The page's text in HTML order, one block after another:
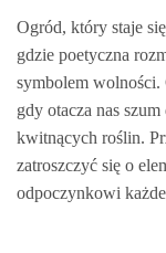
Ogród, który staje
gdzie poetyczna
symbolem wolności.
gdy otacza nas
kwitnących roślin.
zatroszczyć się o
odpoczynkowi